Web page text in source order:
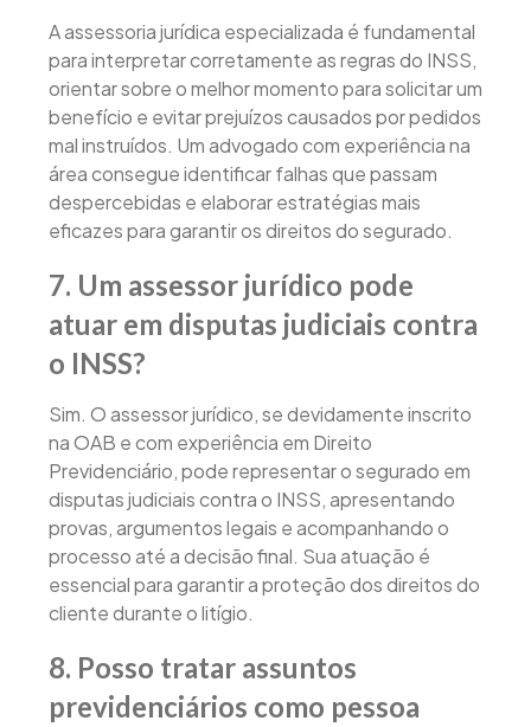
A assessoria jurídica especializada é fundamental
para interpretar corretamente as regras do INSS,
orientar sobre o melhor momento para solicitar um
benefício e evitar prejuízos causados por pedidos
mal instruídos. Um advogado com experiência na
área consegue identificar falhas que passam
despercebidas e elaborar estratégias mais
eficazes para garantir os direitos do segurado.
7. Um assessor jurídico pode
atuar em disputas judiciais contra
o INSS?
Sim. O assessor jurídico, se devidamente inscrito
na OAB e com experiência em Direito
Previdenciário, pode representar o segurado em
disputas judiciais contra o INSS, apresentando
provas, argumentos legais e acompanhando o
processo até a decisão final. Sua atuação é
essencial para garantir a proteção dos direitos do
cliente durante o litígio.
8. Posso tratar assuntos
previdenciários como pessoa